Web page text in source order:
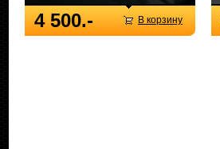
4 500.- В корзину